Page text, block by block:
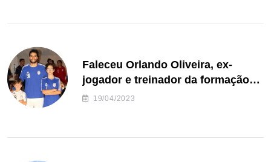
Faleceu Orlando Oliveira, ex-
jogador e treinador da formação
de andebol do Feirense
19/04/2023